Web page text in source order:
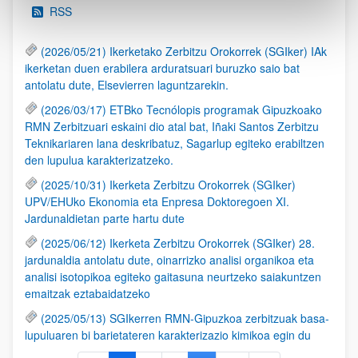
RSS
(2026/05/21) Ikerketako Zerbitzu Orokorrek (SGIker) IAk
ikerketan duen erabilera arduratsuari buruzko saio bat
antolatu dute, Elsevierren laguntzarekin.
(2026/03/17) ETBko Tecnólopis programak Gipuzkoako
RMN Zerbitzuari eskaini dio atal bat, Iñaki Santos Zerbitzu
Teknikariaren lana deskribatuz, Sagarlup egiteko erabiltzen
den lupulua karakterizatzeko.
(2025/10/31) Ikerketa Zerbitzu Orokorrek (SGIker)
UPV/EHUko Ekonomia eta Enpresa Doktoregoen XI.
Jardunaldietan parte hartu dute
(2025/06/12) Ikerketa Zerbitzu Orokorrek (SGIker) 28.
jardunaldia antolatu dute, oinarrizko analisi organikoa eta
analisi isotopikoa egiteko gaitasuna neurtzeko saiakuntzen
emaitzak eztabaidatzeko
(2025/05/13) SGIkerren RMN-Gipuzkoa zerbitzuak basa-
lupuluaren bi barietateren karakterizazio kimikoa egin du